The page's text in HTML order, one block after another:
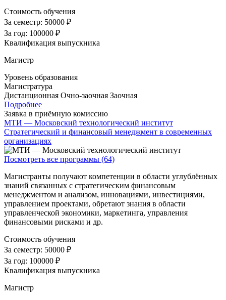
Стоимость обучения
За семестр: 50000 ₽
За год: 100000 ₽
Квалификация выпускника
Магистр
Уровень образования
Магистратура
Дистанционная Очно-заочная Заочная
Подробнее
Заявка в приёмную комиссию
МТИ — Московский технологический институт
Стратегический и финансовый менеджмент в современных
организациях
Посмотреть все программы (64)
Магистранты получают компетенции в области углублённых
знаний связанных с стратегическим финансовым
менеджментом и анализом, инновациями, инвестициями,
управлением проектами, обретают знания в области
управленческой экономики, маркетинга, управления
финансовыми рисками и др.
Стоимость обучения
За семестр: 50000 ₽
За год: 100000 ₽
Квалификация выпускника
Магистр